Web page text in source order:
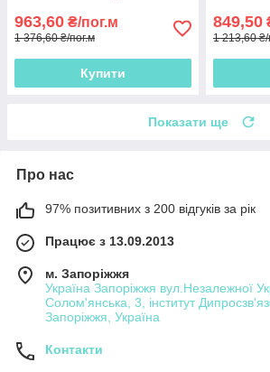
963,60 ₴/пог.м
1 376,60 ₴/пог.м
Купити
849,50
1 213,60 ₴/
Показати ще
Про нас
97% позитивних з 200 відгуків за рік
Працює з 13.09.2013
м. Запоріжжя
Україна Запоріжжя вул.Незалежної
Солом'янська, 3, інститут
Запоріжжя, Україна
Контакти